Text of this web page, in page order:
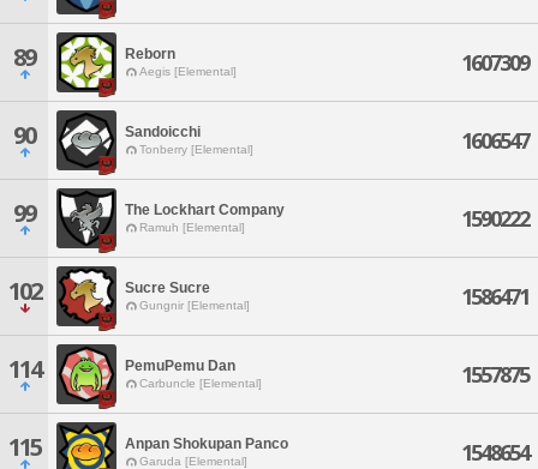
89 Reborn
Aegis [Elemental] 1607309
90 Sandoicchi
Tonberry [Elemental] 1606547
99 The Lockhart Company
Ramuh [Elemental] 1590222
102 Sucre Sucre
Gungnir [Elemental] 1586471
114 PemuPemu Dan
Carbuncle [Elemental] 1557875
115 Anpan Shokupan Panco
Garuda [Elemental] 1548654